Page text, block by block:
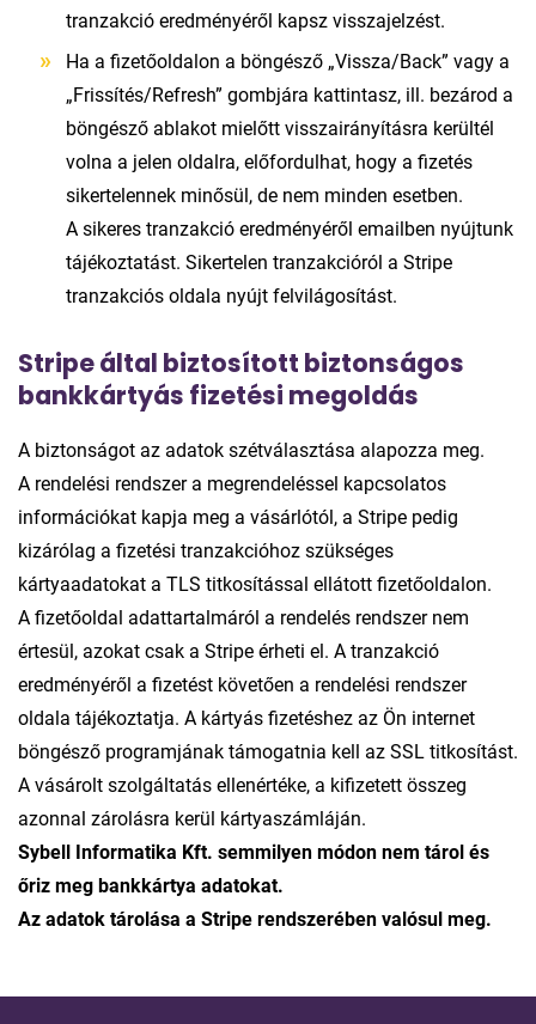
tranzakció eredményéről kapsz visszajelzést.
Ha a fizetőoldalon a böngésző „Vissza/Back” vagy a
„Frissítés/Refresh” gombjára kattintasz, ill. bezárod a
böngésző ablakot mielőtt visszairányításra kerültél
volna a jelen oldalra, előfordulhat, hogy a fizetés
sikertelennek minősül, de nem minden esetben.
A sikeres tranzakció eredményéről emailben nyújtunk
tájékoztatást. Sikertelen tranzakcióról a Stripe
tranzakciós oldala nyújt felvilágosítást.
Stripe által biztosított biztonságos
bankkártyás fizetési megoldás
A biztonságot az adatok szétválasztása alapozza meg.
A rendelési rendszer a megrendeléssel kapcsolatos
információkat kapja meg a vásárlótól, a Stripe pedig
kizárólag a fizetési tranzakcióhoz szükséges
kártyaadatokat a TLS titkosítással ellátott fizetőoldalon.
A fizetőoldal adattartalmáról a rendelés rendszer nem
értesül, azokat csak a Stripe érheti el. A tranzakció
eredményéről a fizetést követően a rendelési rendszer
oldala tájékoztatja. A kártyás fizetéshez az Ön internet
böngésző programjának támogatnia kell az SSL titkosítást.
A vásárolt szolgáltatás ellenértéke, a kifizetett összeg
azonnal zárolásra kerül kártyaszámláján.
Sybell Informatika Kft. semmilyen módon nem tárol és
őriz meg bankkártya adatokat.
Az adatok tárolása a Stripe rendszerében valósul meg.